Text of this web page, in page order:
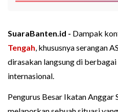
SuaraBanten.id - Dampak
Tengah, khususnya serangan
dirasakan langsung di
internasional.
Pengurus Besar Ikatan Anggar